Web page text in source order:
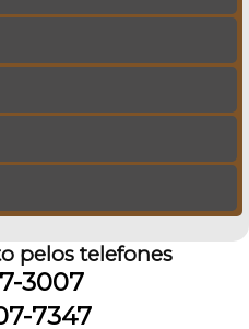
pelos telefones
3007
7347